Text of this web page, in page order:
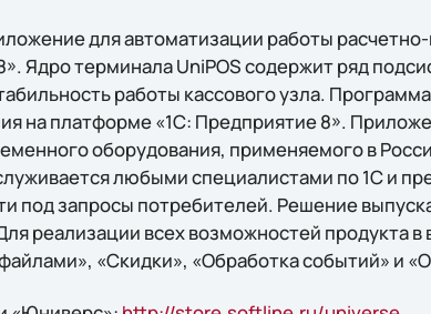
для автоматизации работы
Ядро терминала UniPOS содержит ряд
работы кассового узла.
на платформе «1С: Предприятие 8».
оборудования, применяемого в
любыми специалистами по 1С и
под запросы потребителей. Решение
реализации всех возможностей продукта
«Скидки», «Обработка событий» и